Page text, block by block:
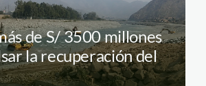
de S/ 3500 millones
la recuperación del